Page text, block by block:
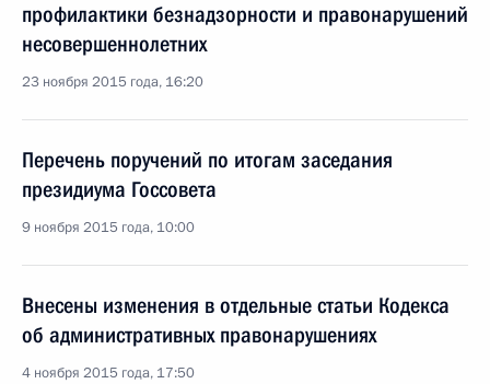
профилактики безнадзорности и правонарушений
несовершеннолетних
23 ноября 2015 года, 16:20
Перечень поручений по итогам заседания
президиума Госсовета
9 ноября 2015 года, 10:00
Внесены изменения в отдельные статьи Кодекса
об административных правонарушениях
4 ноября 2015 года, 17:50